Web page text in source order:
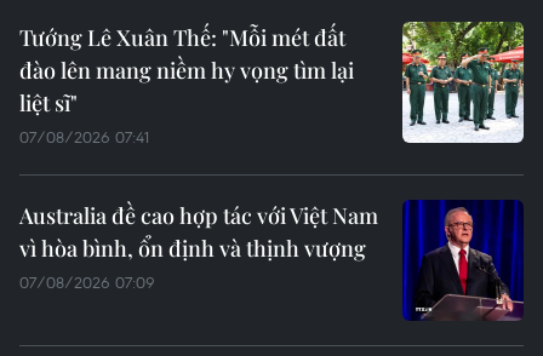
Tướng Lê Xuân Thế: "Mỗi mét đất
đào lên mang niềm hy vọng tìm lại
liệt sĩ"
07/08/2026 07:41
Australia đề cao hợp tác với Việt Nam
vì hòa bình, ổn định và thịnh vượng
07/08/2026 07:09